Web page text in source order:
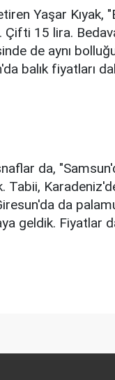
Yaşar Kıyak,
15 lira.
de aynı
balık fiyatları
da,
Tabii,
da
geldik. Fiyatlar